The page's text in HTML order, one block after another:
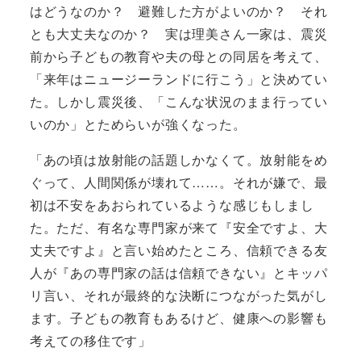
はどうなのか？ 避難した方がよいのか？ それ
とも大丈夫なのか？ 実は理美さん一家は、震災
前から子どもの教育や夫の母との同居を考えて、
「来年はニュージーランドに行こう」と決めてい
た。しかし震災後、「こんな状況のまま行ってい
いのか」とためらいが強くなった。
「あの頃は放射能の話題しかなくて。放射能をめ
ぐって、人間関係が壊れて……。それが嫌で、最
初は不安をあおられているような感じもしまし
た。ただ、有名な専門家が来て『安全ですよ、大
丈夫ですよ』と言い始めたところ、信頼できる友
人が『あの専門家の話は信頼できない』とキッパ
リ言い、それが最終的な決断につながった気がし
ます。子どもの教育もあるけど、健康への影響も
考えての移住です」